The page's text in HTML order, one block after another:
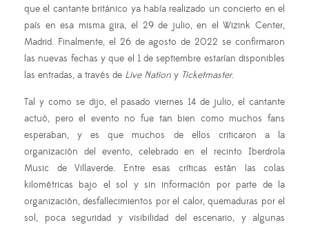
que el cantante británico ya había realizado un concierto en el
país en esa misma gira, el 29 de julio, en el Wizink Center,
Madrid. Finalmente, el 26 de agosto de 2022 se confirmaron
las nuevas fechas y que el 1 de septiembre estarían disponibles
las entradas, a través de Live Nation y Ticketmaster.
Tal y como se dijo, el pasado viernes 14 de julio, el cantante
actuó, pero el evento no fue tan bien como muchos fans
esperaban, y es que muchos de ellos criticaron a la
organización del evento, celebrado en el recinto Iberdrola
Music de Villaverde. Entre esas críticas están las colas
kilométricas bajo el sol y sin información por parte de la
organización, desfallecimientos por el calor, quemaduras por el
sol, poca seguridad y visibilidad del escenario, y algunas